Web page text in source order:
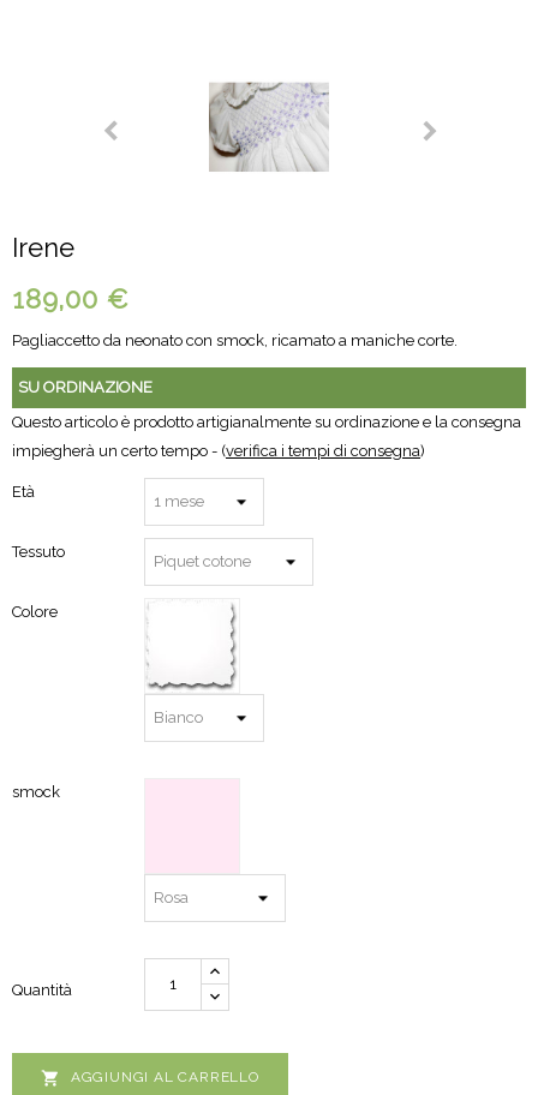
Irene
189,00 €
Pagliaccetto da neonato con smock, ricamato a maniche corte.
SU ORDINAZIONE
Questo articolo è prodotto artigianalmente su ordinazione e la consegna
impiegherà un certo tempo - (verifica i tempi di consegna)
Età
Tessuto
Colore
smock
Quantità
 AGGIUNGI AL CARRELLO